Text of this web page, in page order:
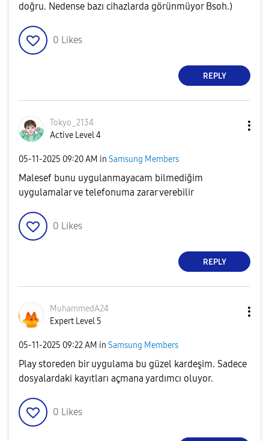
doğru. Nedense bazı cihazlarda görünmüyor Bsoh.)
0 Likes
REPLY
Tokyo_2134
Active Level 4
‎05-11-2025 09:20 AM in Samsung Members
Malesef bunu uygulanmayacam bilmediğim
uygulamalar ve telefonuma zarar verebilir
0 Likes
REPLY
MuhammedA24
Expert Level 5
‎05-11-2025 09:22 AM in Samsung Members
Play storeden bir uygulama bu güzel kardeşim. Sadece
dosyalardaki kayıtları açmana yardımcı oluyor.
0 Likes